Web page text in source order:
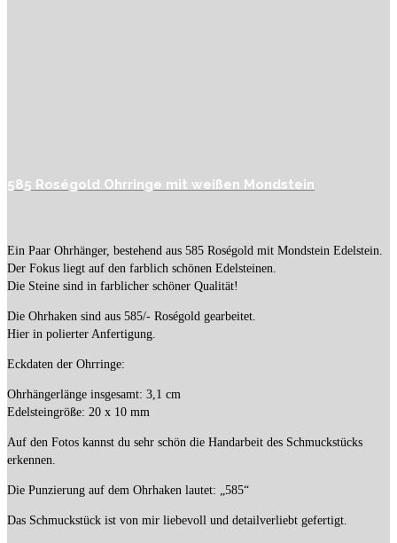
585 Roségold Ohrringe mit weißen Mondstein
Ein Paar Ohrhänger, bestehend aus 585 Roségold mit Mondstein Edelstein.
Der Fokus liegt auf den farblich schönen Edelsteinen.
Die Steine sind in farblicher schöner Qualität!
Die Ohrhaken sind aus 585/- Roségold gearbeitet.
Hier in polierter Anfertigung.
Eckdaten der Ohrringe:
Ohrhängerlänge insgesamt: 3,1 cm
Edelsteingröße: 20 x 10 mm
Auf den Fotos kannst du sehr schön die Handarbeit des Schmuckstücks
erkennen.
Die Punzierung auf dem Ohrhaken lautet: „585“
Das Schmuckstück ist von mir liebevoll und detailverliebt gefertigt.